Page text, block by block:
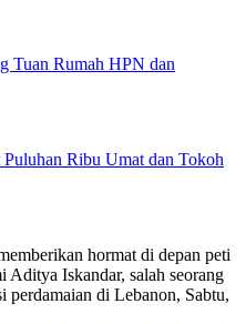
Tuan Rumah HPN dan
Puluhan Ribu Umat dan Tokoh